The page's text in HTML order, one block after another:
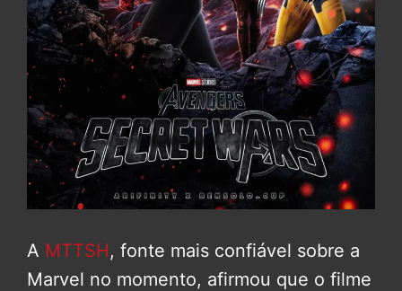
A MTTSH, fonte mais confiável sobre a
Marvel no momento, afirmou que o filme